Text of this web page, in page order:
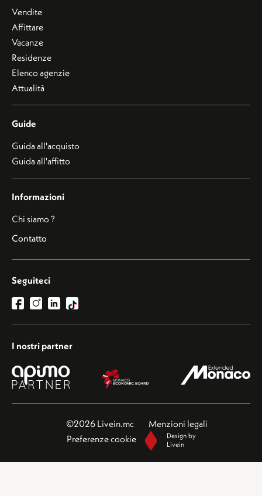
Vendite
Affittare
Vacanze
Residenze
Elenco agenzie
Attualità
Guide
Guida all'acquisto
Guida all'affitto
Informazioni
Chi siamo ?
Contatto
Seguiteci
I nostri partner
©2026 Livein.mc
Menzioni legali
Preferenze cookie
Design by
Livein